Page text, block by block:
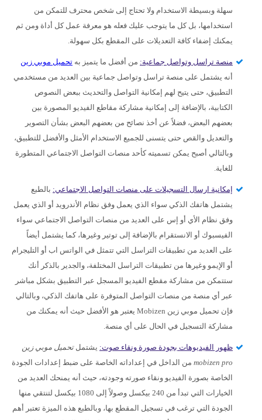
سهلة وبسيطة الاستخدام ولا تحتاج إلى شخص محترف للتمكن من
استخدامها، بل كل ما يتوجب عليك فعله هو معرفة عمل كل أداة ومن ثم
يمكنك إضفاء كافة التعديلات على المقطع بكل سهولة.
منصة تراسل وتواصل جماعية: من أفضل ما يتميز به تحميل موبي زين
أنه يشتمل على منصة تراسل وتواصل جماعية بين العديد من مستخدمي
التطبيق، حتى يتيح لهم إمكانية التواصل والتحديث ببعض النصوص
الكتابية، بالإضافة إلى إمكانية مشاركة مقاطع الفيديو المصورة بين
بعضهم البعض، فضلاً عن أخذ نصائح من بعضهم البعض بشأن التصوير
والتعديل والقص حتى يتسنى للجميع الاستخدام الأمثل والأفضل للتطبيق،
وبالتالي أصبح يمكن تسميته كأحد منصات التواصل الاجتماعي المتطورة
للغاية.
إمكانية ارسال التسجيلات على منصات التواصل الاجتماعي: بالطبع
يشتمل هاتفك الذكي سواء الذي يعمل وفق نظام الأندرويد أو الذي يعمل
وفق نظام الأي أو إس على العديد من منصات التواصل الاجتماعي سواء
الفيسبوك أو الانستقرام بالإضافة إلى توتير وغيرها، كما يشتمل أيضاً
على العديد من تطبيقات التراسل التي تتمثل في الواتس اب أو التليجرام
أو الإيمو وغيرها من تطبيقات التراسل المختلفة، والجدير بالذكر أنك
ستتمكن من مشاركة مقطع الفيديو المسجل عبر التطبيق بشكل مباشر
عبر أي منصة من منصات التواصل المتوفرة على هاتفك الذكي، وبالتالي
فإن تحميل موبي زين Mobizen يعتبر هو الأفضل حيث أنه يمكنك من
مشاركة التسجيل في الحال على أي منصة.
ظهور الفيديوهات بجودة صورة ونقاء صوت: يشتملتحميل موبي زين
mobizen pro من الداخل في إعداداته الخاصة على ضبط إعدادات الجودة
الخاصة بصورة الفيديو ونقاء صورته وجودته، حيث أنه يمنحك العديد من
الخيارات التي تبدأ من 240 بيكسل وصولاً إلى 1080 بيكسل لتنتقي منها
الجودة التي ترغب في تسجيل المقطع بها، وبالطبع هذه الميزة تعتبر أهم